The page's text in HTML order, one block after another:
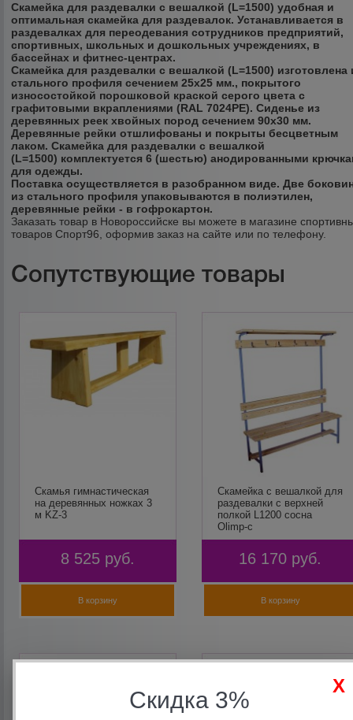
Скамейка для раздевалки c вешалкой (L=1500)удобная и
оптимальная скамейка для раздевалок. Устанавливается в
раздевалках для переодевания сотрудников предприятий,
спортивных, школьных и дошкольных учреждениях, в
бассейнах и фитнес-центрах.
Скамейка для раздевалки с вешалкой (L=1500) изготовлена
стального профиля сечением 25х25 мм., покрытого
износостойкой порошковой краской серого цвета с
графитовыми вкраплениями (RAL 7024PE). Сиденье из
деревянных реек хвойных пород сечением 90х30 мм.
Деревянные рейки отшлифованы и покрыты бесцветным
лаком.Скамейка для раздевалки с вешалкой
(L=1500) комплектуется 6 (шестью) анодированными
для одежды.
Поставка осуществляется в разобранном виде. Две
из стального профиля упаковываются в полиэтилен,
деревянные рейки - в гофрокартон.
Заказать товар в Новороссийске вы можете в магазине
товаров Спорт96, оформив заказ на сайте или по телефону.
Сопутствующие товары
Скамья гимнастическая
на деревянных ножках 3
м KZ-3
8 525 руб.
В корзину
Скамейка с вешалкой для
раздевалки с верхней
полкой L1200 сосна
Olimp-c
16 170 руб.
В корзину
Скидка 3%